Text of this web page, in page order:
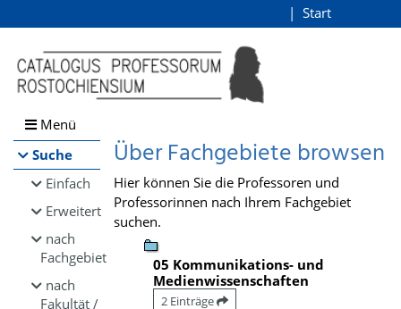
Browsen
direkt zum Inhalt
Start
Menü
Suche
Einfach
Erweitert
nach
Fachgebiet
nach
Fakultät /
Über Fachgebiete browsen
Hier können Sie die Professoren und
Professorinnen nach Ihrem Fachgebiet
suchen.
05 Kommunikations- und
Medienwissenschaften
2 Einträge